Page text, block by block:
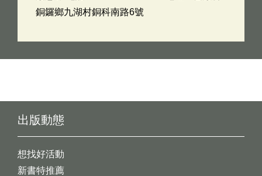
銅鑼鄉九湖村銅科南路6號
出版動態
想找好活動
新書特推薦